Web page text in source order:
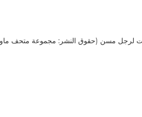
لرجل مسن (حقوق النشر: مجموعة متحف